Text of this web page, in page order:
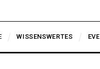
WISSENSWERTES